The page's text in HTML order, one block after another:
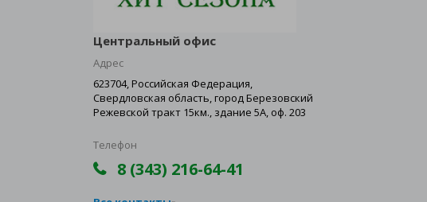
Центральный офис
Адрес
623704, Российская Федерация,
Свердловская область, город Березовский
Режевской тракт 15км., здание 5А, оф. 203
Телефон
8 (343) 216-64-41